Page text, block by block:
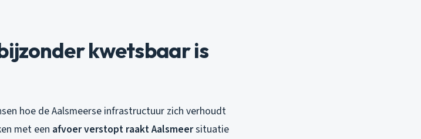
kwetsbaar is
hoe de Aalsmeerse infrastructuur zich verhoudt
met een afvoer verstopt raakt Aalsmeersituatie